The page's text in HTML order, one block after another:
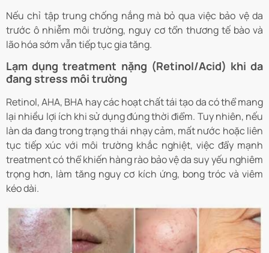
Nếu chỉ tập trung chống nắng mà bỏ qua việc bảo vệ da
trước ô nhiễm môi trường, nguy cơ tổn thương tế bào và
lão hóa sớm vẫn tiếp tục gia tăng.
Lạm dụng treatment nặng (Retinol/Acid) khi da
đang stress môi trường
Retinol, AHA, BHA hay các hoạt chất tái tạo da có thể mang
lại nhiều lợi ích khi sử dụng đúng thời điểm. Tuy nhiên, nếu
làn da đang trong trạng thái nhạy cảm, mất nước hoặc liên
tục tiếp xúc với môi trường khắc nghiệt, việc đẩy mạnh
treatment có thể khiến hàng rào bảo vệ da suy yếu nghiêm
trọng hơn, làm tăng nguy cơ kích ứng, bong tróc và viêm
kéo dài.